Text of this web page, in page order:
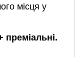
місця у
преміальні.